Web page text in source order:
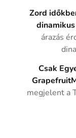
Zord
árazás
Csak
megjelent a